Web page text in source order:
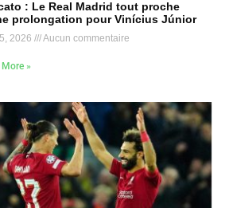
: Le Real Madrid tout proche
prolongation pour Vinícius Júnior
2026 Aucun commentaire
More »